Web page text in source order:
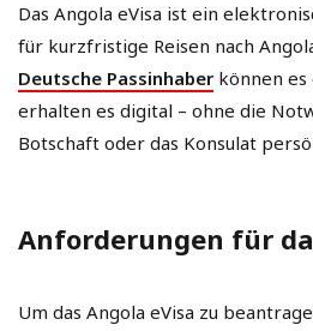
Das Angola eVisa ist ein
für kurzfristige Reisen nach
Deutsche Passinhaberkönnen es
erhalten es digital – ohne die
Botschaft oder das Konsulat
Anforderungen für
Um das Angola eVisa zu